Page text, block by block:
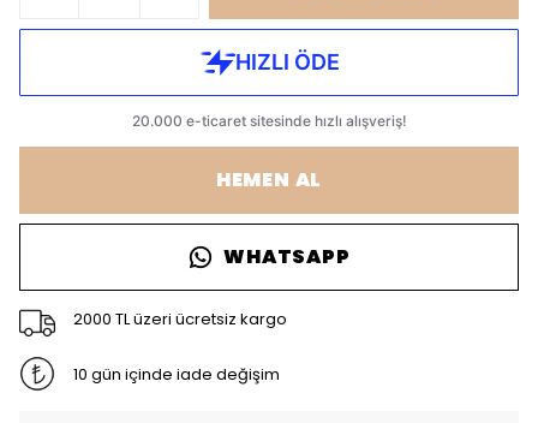
HEMEN AL
WHATSAPP
2000 TL üzeri ücretsiz kargo
10 gün içinde iade değişim